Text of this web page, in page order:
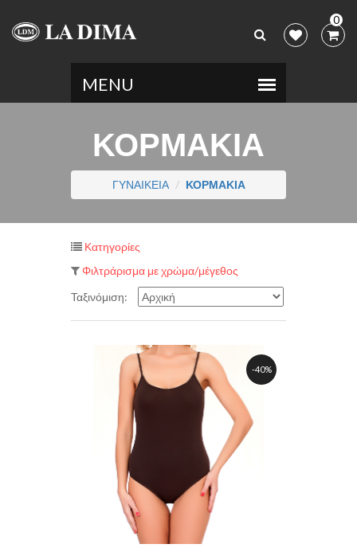
0
ΚΟΡΜΑΚΙΑ
ΓΥΝΑΙΚΕΙΑ ΚΟΡΜΑΚΙΑ
Κατηγορίες
Φιλτράρισμα με χρώμα/μέγεθος
Ταξινόμιση:
-40%